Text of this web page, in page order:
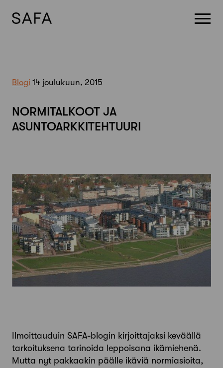
Blogi 14 joulukuun, 2015
NORMITALKOOT JA
ASUNTOARKKITEHTUURI
Ilmoittauduin SAFA-blogin kirjoittajaksi keväällä
tarkoituksena tarinoida leppoisana ikämiehenä.
Mutta nyt pakkaakin päälle ikäviä normiasioita,